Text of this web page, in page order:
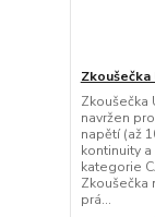
Zkoušečka
Zkoušečka
navržen
napětí (až
kontinuity
kategorie
Zkoušečka
prá...